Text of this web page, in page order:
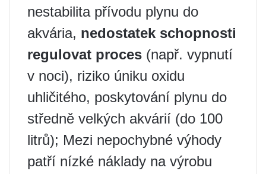
nestabilita přívodu plynu do
akvária, nedostatek schopnosti
regulovat proces (např. vypnutí
v noci), riziko úniku oxidu
uhličitého, poskytování plynu do
středně velkých akvárií (do 100
litrů); Mezi nepochybné výhody
patří nízké náklady na výrobu